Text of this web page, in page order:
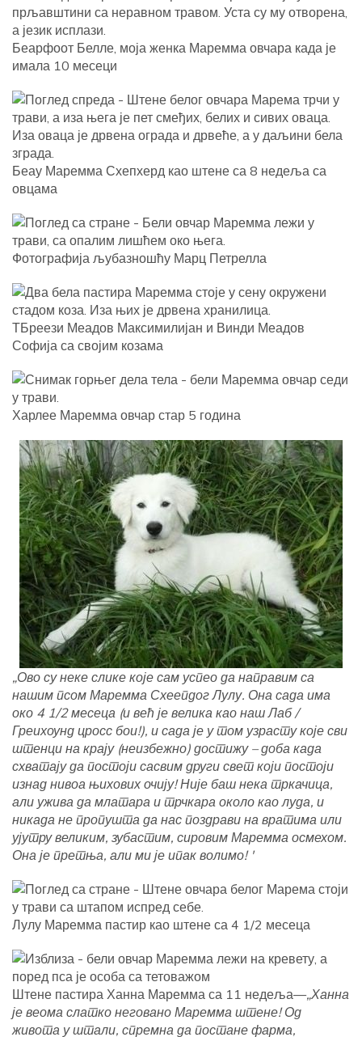
Беарфоот Белле, моја женка Маремма овчара када је
имала 10 месеци
Беау Маремма Схепхерд као штене са 8 недеља са
овцама
Фотографија љубазношћу Марц Петрелла
ТБреези Меадов Максимилијан и Винди Меадов
Софија са својим козама
Харлее Маремма овчар стар 5 година
„Ово су неке слике које сам успео да направим са
нашим псом Маремма Схеепдог Лулу. Она сада има
око 4 1/2 месеца (и већ је велика као наш Лаб /
Греихоунд цросс бои!), и сада је у том узрасту које сви
штенци на крају (неизбежно) достижу – доба када
схватају да постоји сасвим други свет који постоји
изнад нивоа њихових очију! Није баш нека тркачица,
али ужива да млатара и трчкара около као луда, и
никада не пропушта да нас поздрави на вратима или
ујутру великим, зубастим, сировим Маремма осмехом.
Она је претња, али ми је ипак волимо! '
Лулу Маремма пастир као штене са 4 1/2 месеца
Штене пастира Ханна Маремма са 11 недеља—„Ханна
је веома слатко неговано Маремма штене! Од
живота у штали, спремна да постане фарма,